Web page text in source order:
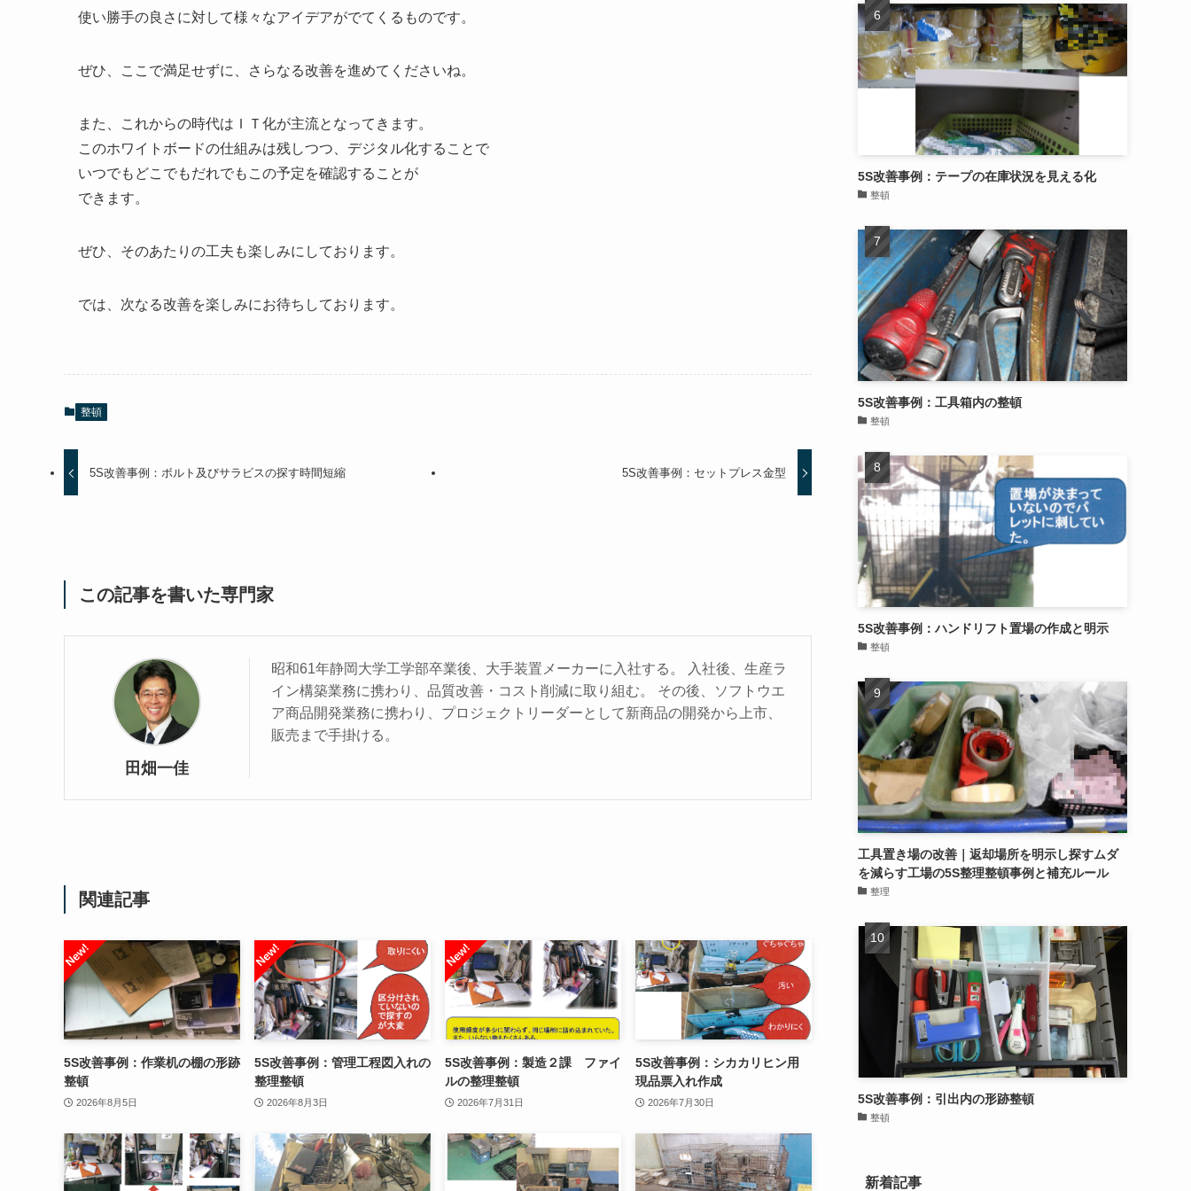
使い勝手の良さに対して様々なアイデアがでてくるものです。
ぜひ、ここで満足せずに、さらなる改善を進めてくださいね。
また、これからの時代はＩＴ化が主流となってきます。
このホワイトボードの仕組みは残しつつ、デジタル化することで
いつでもどこでもだれでもこの予定を確認することが
できます。
ぜひ、そのあたりの工夫も楽しみにしております。
では、次なる改善を楽しみにお待ちしております。
整頓
5S改善事例：ボルト及びサラビスの探す時間短縮 5S改善事例：セットプレス金型
この記事を書いた専門家
田畑一佳
昭和61年静岡大学工学部卒業後、大手装置メーカーに入社する。 入社後、生産ラ
イン構築業務に携わり、品質改善・コスト削減に取り組む。 その後、ソフトウエ
ア商品開発業務に携わり、プロジェクトリーダーとして新商品の開発から上市、
販売まで手掛ける。
関連記事
5S改善事例：作業机の棚の形跡
整頓
2026年8月5日
5S改善事例：管理工程図入れの
整理整頓
2026年8月3日
5S改善事例：製造２課 ファイ
ルの整理整頓
2026年7月31日
5S改善事例：シカカリヒン用
現品票入れ作成
2026年7月30日
5S改善事例：テープの在庫状況を見える化
整頓
5S改善事例：工具箱内の整頓
整頓
5S改善事例：ハンドリフト置場の作成と明示
整頓
工具置き場の改善｜返却場所を明示し探すムダ
を減らす工場の5S整理整頓事例と補充ルール
整理
5S改善事例：引出内の形跡整頓
整頓
新着記事